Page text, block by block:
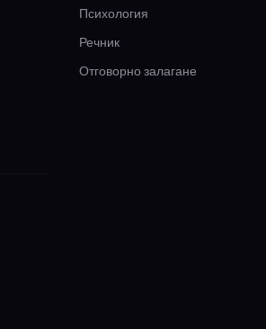
Психология
Речник
Отговорно залагане